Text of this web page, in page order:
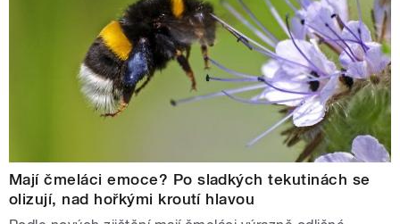
Mají čmeláci emoce? Po sladkých tekutinách se
olizují, nad hořkými kroutí hlavou